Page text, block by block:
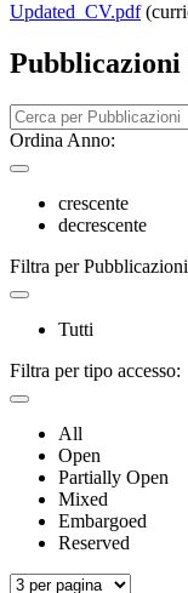
Updated_CV.pdf
Pubblicazioni
Ordina Anno:
crescente
decrescente
Filtra per
Tutti
Filtra per tipo accesso:
All
Open
Partially Open
Mixed
Embargoed
Reserved